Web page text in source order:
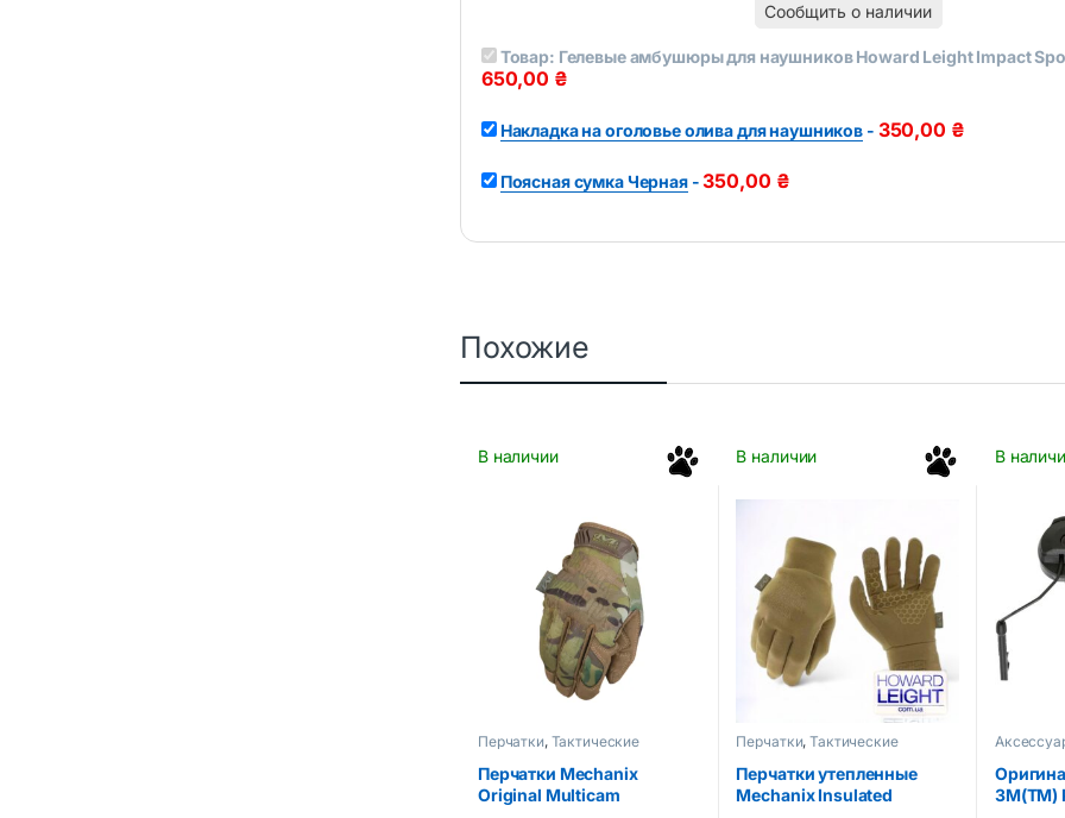
Сообщить о наличии
Товар: Гелевые амбушюры для наушников Howard Leight Impact
650,00 ₴
Накладка на оголовье олива для наушников - 350,00 ₴
Поясная сумка Черная-350,00 ₴
Похожие
В наличии
Перчатки, Тактические
аксессуары
Перчатки Mechanix
Original Multicam
В наличии
Перчатки,Тактические
аксессуары
Перчатки утепленные
Mechanix Insulated
В
3M(TM)